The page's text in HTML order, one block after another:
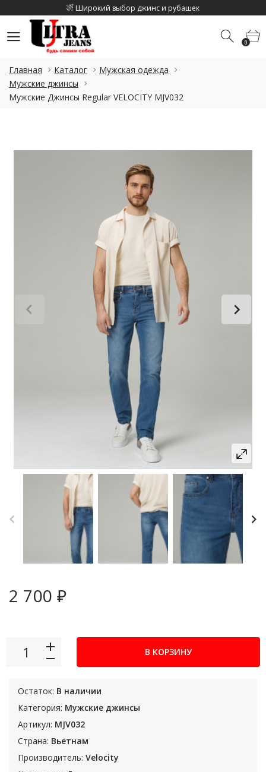
Широкий выбор джинс и рубашек
Скидка на каджый 2 товар 10%
Скидка на летнюю коллекцию до 15%
Скидка на каджый 2 товар 10%
0
Главная Каталог
Мужская одежда
Мужские джинсы
Мужские Джинсы Regular VELOCITY MJV032
2 700 ₽
Остаток: В наличии
Категория: Мужские джинсы
Артикул: MJV032
Страна: Вьетнам
Производитель: Velocity
В КОРЗИНУ